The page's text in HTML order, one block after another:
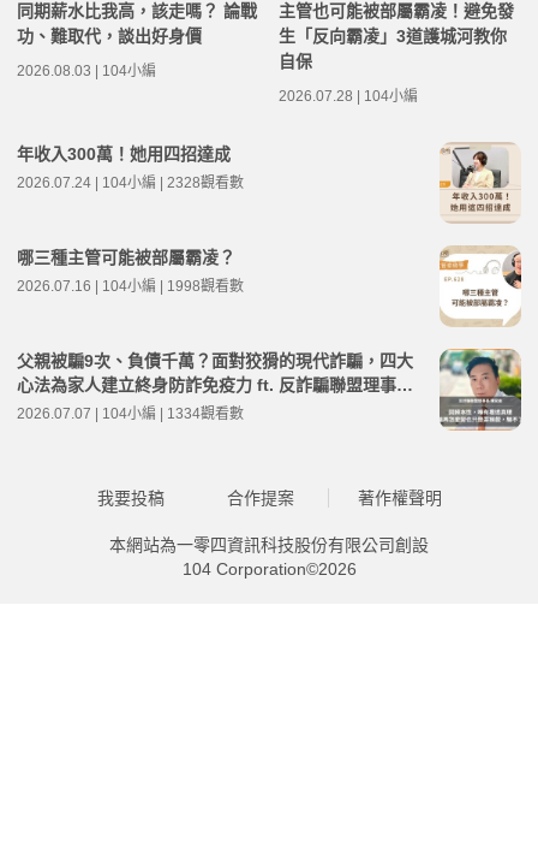
同期薪水比我高，該走嗎？ 論戰
功、難取代，談出好身價
2026.08.03 | 104小編
主管也可能被部屬霸凌！避免發
生「反向霸凌」3道護城河教你
自保
2026.07.28 | 104小編
年收入300萬！她用四招達成
2026.07.24 | 104小編 | 2328觀看數
哪三種主管可能被部屬霸凌？
2026.07.16 | 104小編 | 1998觀看數
父親被騙9次、負債千萬？面對狡猾的現代詐騙，四大
心法為家人建立終身防詐免疫力 ft. 反詐騙聯盟理事長
陳安迪 | 高年級不打烊 x 用 AI 點亮第二人生 EP280
2026.07.07 | 104小編 | 1334觀看數
我要投稿 合作提案 著作權聲明
本網站為一零四資訊科技股份有限公司創設
104 Corporation©2026